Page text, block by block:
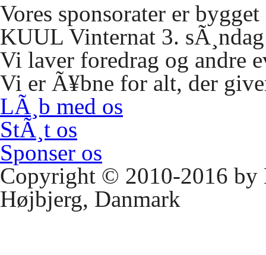
Vores sponsorater er
KUUL Vinternat 3.
Vi laver foredrag og andre
Vi er Ã¥bne for alt, der
LÃ¸b med os
StÃ¸t os
Sponser os
Copyright © 2010-2016
Højbjerg, Danmark